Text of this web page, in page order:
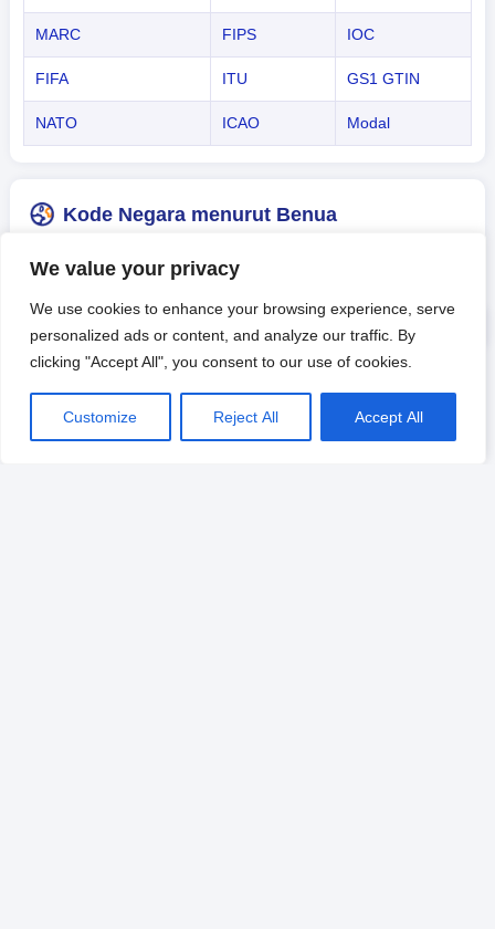
We value your privacy
We use cookies to enhance your browsing experience, serve
personalized ads or content, and analyze our traffic. By
clicking "Accept All", you consent to our use of cookies.
Customize Reject All Accept All
MARC FIPS IOC
FIFA ITU GS1 GTIN
NATO ICAO Modal
Kode Negara menurut Benua
Di bawah ini adalah beberapa jenis kode negara yang umum.
untuk negara/wilayah.
Amerika Oceania -